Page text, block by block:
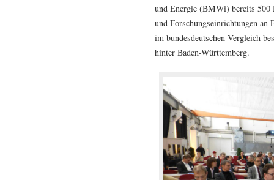
und Energie (BMWi) bereits 500
und Forschungseinrichtungen an
im bundesdeutschen Vergleich
hinter Baden-Württemberg.